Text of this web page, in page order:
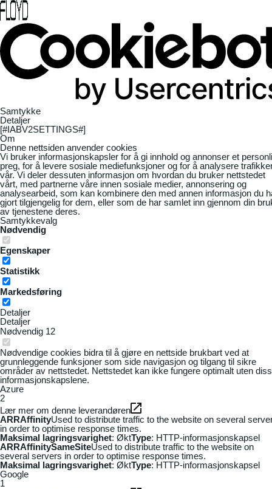
Samtykke
Detaljer
[#IABV2SETTINGS#]
Om
Denne nettsiden anvender cookies
Vi bruker informasjonskapsler for å gi innhold og annonser et
preg, for å levere sosiale mediefunksjoner og for å analysere
vår. Vi deler dessuten informasjon om hvordan du bruker nettstedet
vårt, med partnerne våre innen sosiale medier, annonsering og
analysearbeid, som kan kombinere den med annen informasjon du
gjort tilgjengelig for dem, eller som de har samlet inn gjennom din
av tjenestene deres.
Samtykkevalg
Nødvendig
Egenskaper
Statistikk
Markedsføring
Detaljer
Detaljer
Nødvendig 12
Nødvendige cookies bidra til å gjøre en nettside brukbart ved at
grunnleggende funksjoner som side navigasjon og tilgang til sikre
områder av nettstedet. Nettstedet kan ikke fungere optimalt uten
informasjonskapslene.
Azure
2
Lær mer om denne leverandøren
ARRAffinityUsed to distribute traffic to the website on several
in order to optimise response times.
Maksimal lagringsvarighet: ØktType: HTTP-informasjonskapsel
ARRAffinitySameSiteUsed to distribute traffic to the website on
several servers in order to optimise response times.
Maksimal lagringsvarighet: ØktType: HTTP-informasjonskapsel
Google
1